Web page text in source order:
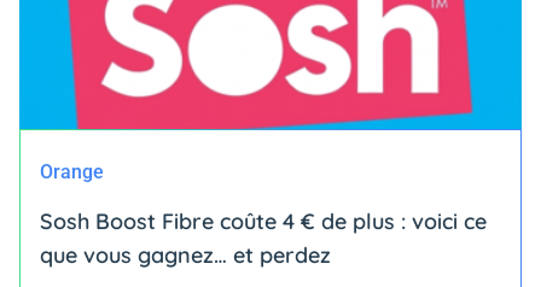
Orange
Sosh Boost Fibre coûte 4 € de plus : voici ce
que vous gagnez… et perdez